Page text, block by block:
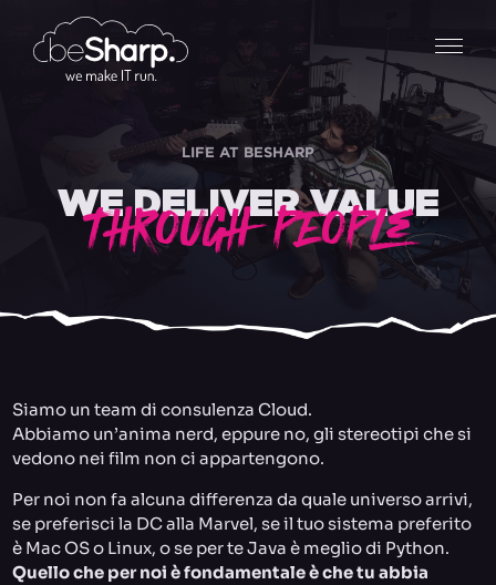
LIFE AT BESHARP
WE DELIVER VALUE
THROUGH PEOPLE
Siamo un team di consulenza Cloud.
Abbiamo un’anima nerd, eppure no, gli stereotipi che si
vedono nei film non ci appartengono.
Per noi non fa alcuna differenza da quale universo arrivi,
se preferisci la DC alla Marvel, se il tuo sistema preferito
è Mac OS o Linux, o se per te Java è meglio di Python.
Quello che per noi è fondamentale è che tu abbia